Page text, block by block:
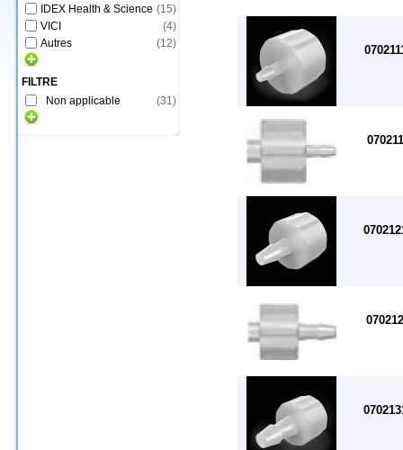
IDEX Health & Science (15)
VICI
(4)
Autres
(12)
FILTRE
Non applicable
(31)